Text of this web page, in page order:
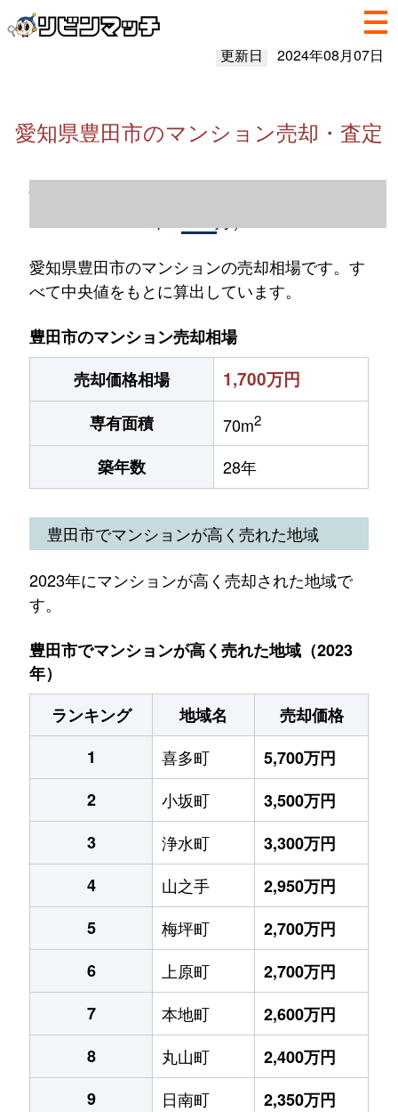
更新日 2024年08月07日
愛知県豊田市のマンション売却・査定
愛知県豊田市のマンション売却情報（2023
愛知県豊田市のマンションの売却相場です。す
べて中央値をもとに算出しています。
豊田市のマンション売却相場
売却価格相場
1,700万円
専有面積 70m2
築年数 28年
豊田市でマンションが高く売れた地域
2023年にマンションが高く売却された地域で
す。
豊田市でマンションが高く売れた地域（2023
年）
ランキング
地域名
売却価格
1
喜多町
5,700万円
2
小坂町
3,500万円
3
浄水町
3,300万円
4
山之手
2,950万円
5
梅坪町
2,700万円
6
上原町
2,700万円
7
本地町
2,600万円
8
丸山町
2,400万円
9
日南町
2,350万円